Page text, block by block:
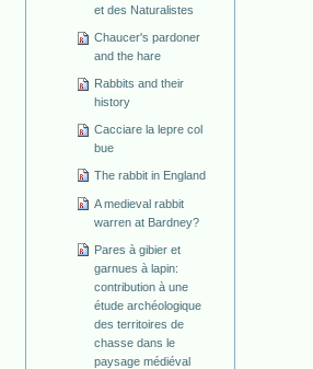
et des Naturalistes
Chaucer's pardoner
and the hare
Rabbits and their
history
Cacciare la lepre col
bue
The rabbit in England
A medieval rabbit
warren at Bardney?
Pares à gibier et
garnues à lapin:
contribution à une
étude archéologique
des territoires de
chasse dans le
paysage médiéval